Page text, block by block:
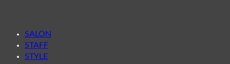
SALON
STAFF
STYLE